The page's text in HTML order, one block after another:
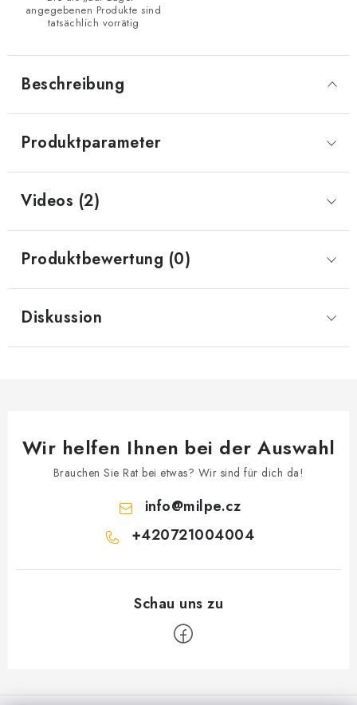
angegebenen Produkte sind
tatsächlich vorrätig
Beschreibung
Produktparameter
Videos (2)
Produktbewertung (0)
Diskussion
Wir helfen Ihnen bei der Auswahl
Brauchen Sie Rat bei etwas? Wir sind für dich da!
info@milpe.cz
+420721004004